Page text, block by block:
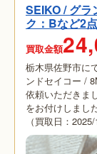
SEIKO / グラ
ク：Bなど2点
買取金額
栃木県佐野市に
ンドセイコー /
依頼いただきま
をお付けしまし
（買取日：